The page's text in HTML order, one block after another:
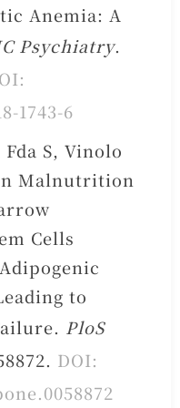
Anemia: A
Psychiatry.
1743-6
S, Vinolo
Malnutrition
Cells
to
PloS
DOI: